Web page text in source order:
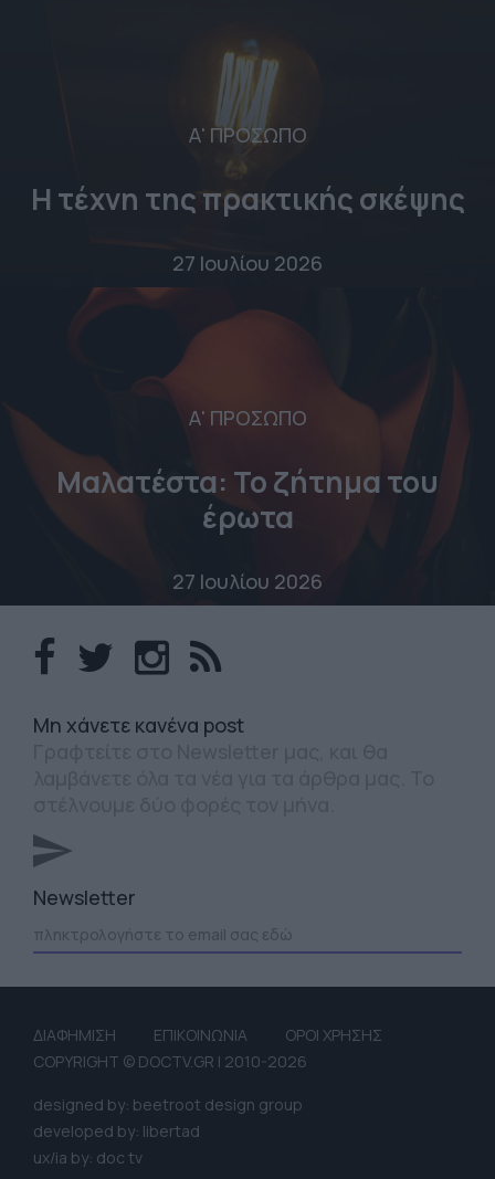
Α' ΠΡΟΣΩΠΟ
Η τέχνη της πρακτικής σκέψης
27 Ιουλίου 2026
Α' ΠΡΟΣΩΠΟ
Μαλατέστα: Το ζήτημα του
έρωτα
27 Ιουλίου 2026
Mη χάνετε κανένα post
Newsletter
ΔΙΑΦΗΜΙΣΗ ΕΠΙΚΟΙΝΩΝΙΑ
ΟΡΟΙ ΧΡΗΣΗΣ
COPYRIGHT © DOCTV.GR | 2010-2026
designed by: beetroot design group
developed by: libertad
ux/ia by: doc tv